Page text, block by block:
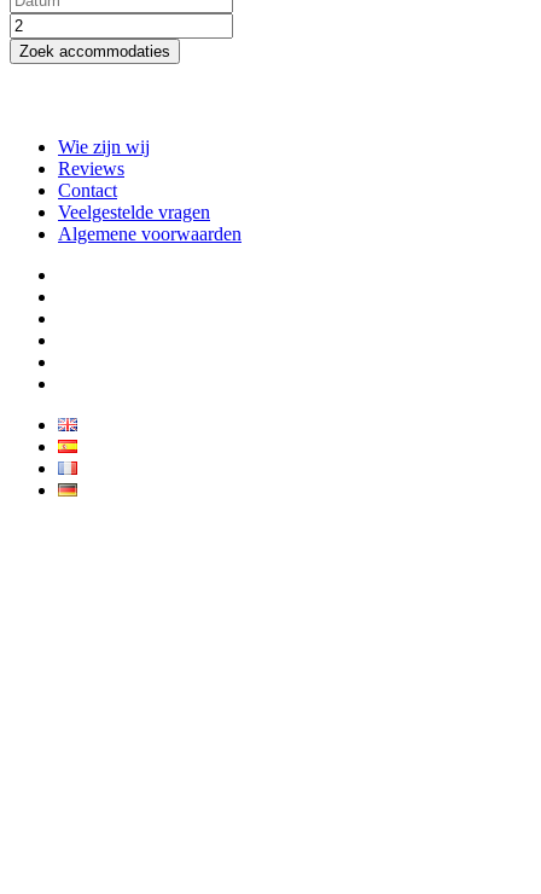
Zoek accommodaties
Wie zijn wij
Reviews
Contact
Veelgestelde vragen
Algemene voorwaarden